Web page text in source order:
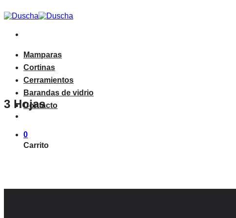
al
Mamparas
Cortinas
Cerramientos
Barandas de vidrio
Contacto
0
Carrito
3 Hojas